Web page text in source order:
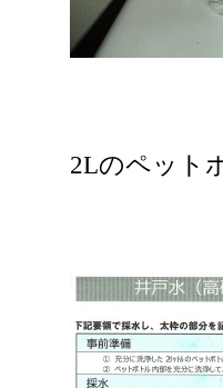
2Lのペット